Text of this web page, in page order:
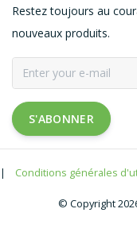
Restez toujours au
nouveaux produits.
S'ABONNER
| Conditions générales
© Copyright